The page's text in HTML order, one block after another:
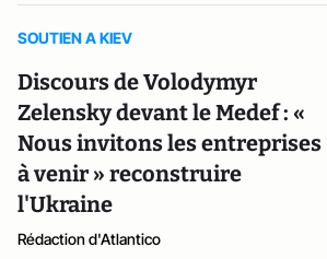
SOUTIEN A KIEV
Discours de Volodymyr
Zelensky devant le Medef : «
Nous invitons les entreprises
à venir » reconstruire
l'Ukraine
Rédaction d'Atlantico